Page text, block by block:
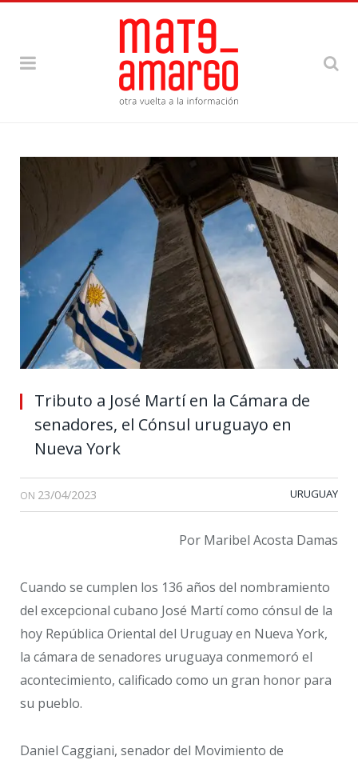
Tributo a José Martí en la Cámara de
senadores, el Cónsul uruguayo en
Nueva York
ON 23/04/2023 URUGUAY
Por Maribel Acosta Damas
Cuando se cumplen los 136 años del nombramiento
del excepcional cubano José Martí como cónsul de la
hoy República Oriental del Uruguay en Nueva York,
la cámara de senadores uruguaya conmemoró el
acontecimiento, calificado como un gran honor para
su pueblo.
Daniel Caggiani, senador del Movimiento de